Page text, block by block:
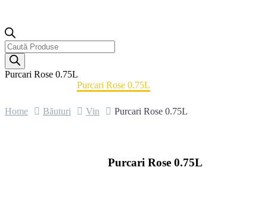
Products
search
Purcari Rose 0.75L
Purcari Rose 0.75L
Home Băuturi Vin Purcari Rose 0.75L
Purcari Rose 0.75L